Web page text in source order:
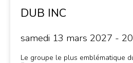
DUB INC
samedi 13 mars 2027 -
Le groupe le plus emblématique